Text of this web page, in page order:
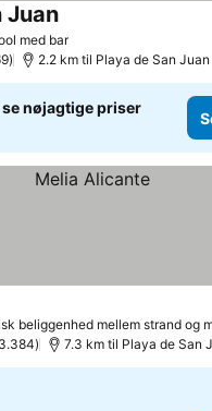
med bar
Juan
2.2 km til Playa de San Juan
nøjagtige priser
beliggenhed mellem strand og
7.3 km til Playa de San